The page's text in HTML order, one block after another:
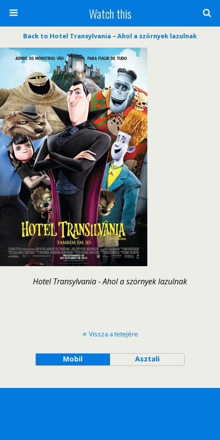
Watch this
Back to Hotel Transylvania – Ahol a szörnyek lazulnak
Hotel Transylvania - Ahol a szörnyek lazulnak
Vissza a tetejére
Mobil Asztali